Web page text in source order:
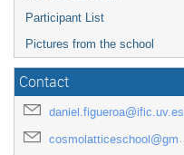
Participant List
Pictures from the school
Contact
daniel.figueroa@ific.uv.es
cosmolatticeschool@gmail.com